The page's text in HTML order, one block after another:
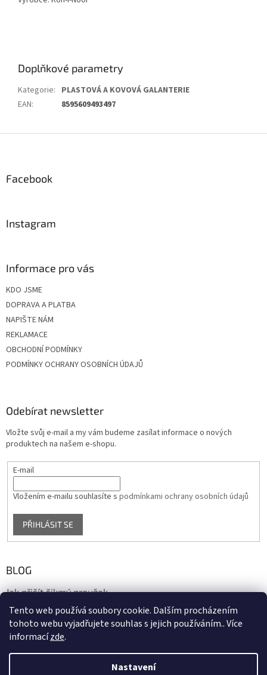
Tento web používá soubory cookie. Dalším procházením
tohoto webu vyjadřujete souhlas s jejich používáním.. Více
informacízde.
Nastavení
Doplňkové parametry
Kategorie: PLASTOVÁ A KOVOVÁ GALANTERIE
EAN: 8595609493497
Facebook
Instagram
Informace pro vás
KDO JSME
DOPRAVA A PLATBA
NAPIŠTE NÁM
REKLAMACE
OBCHODNÍ PODMÍNKY
PODMÍNKY OCHRANY OSOBNÍCH ÚDAJŮ
Odebírat newsletter
Vložte svůj e-mail a my vám budeme zasílat informace o nových
produktech na našem e-shopu.
E-mail
Vložením e-mailu souhlasíte s podmínkami ochrany osobních údajů
PŘIHLÁSIT SE
BLOG
Jak přišít šikmý proužek
17.10.2020